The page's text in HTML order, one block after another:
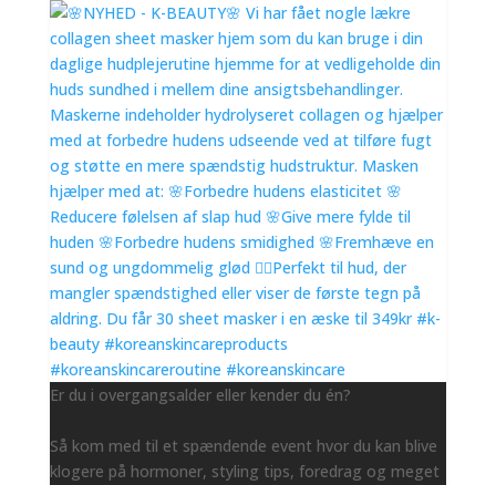
Er du i overgangsalder eller kender du én?
Så kom med til et spændende event hvor du kan blive
klogere på hormoner, styling tips, foredrag og meget